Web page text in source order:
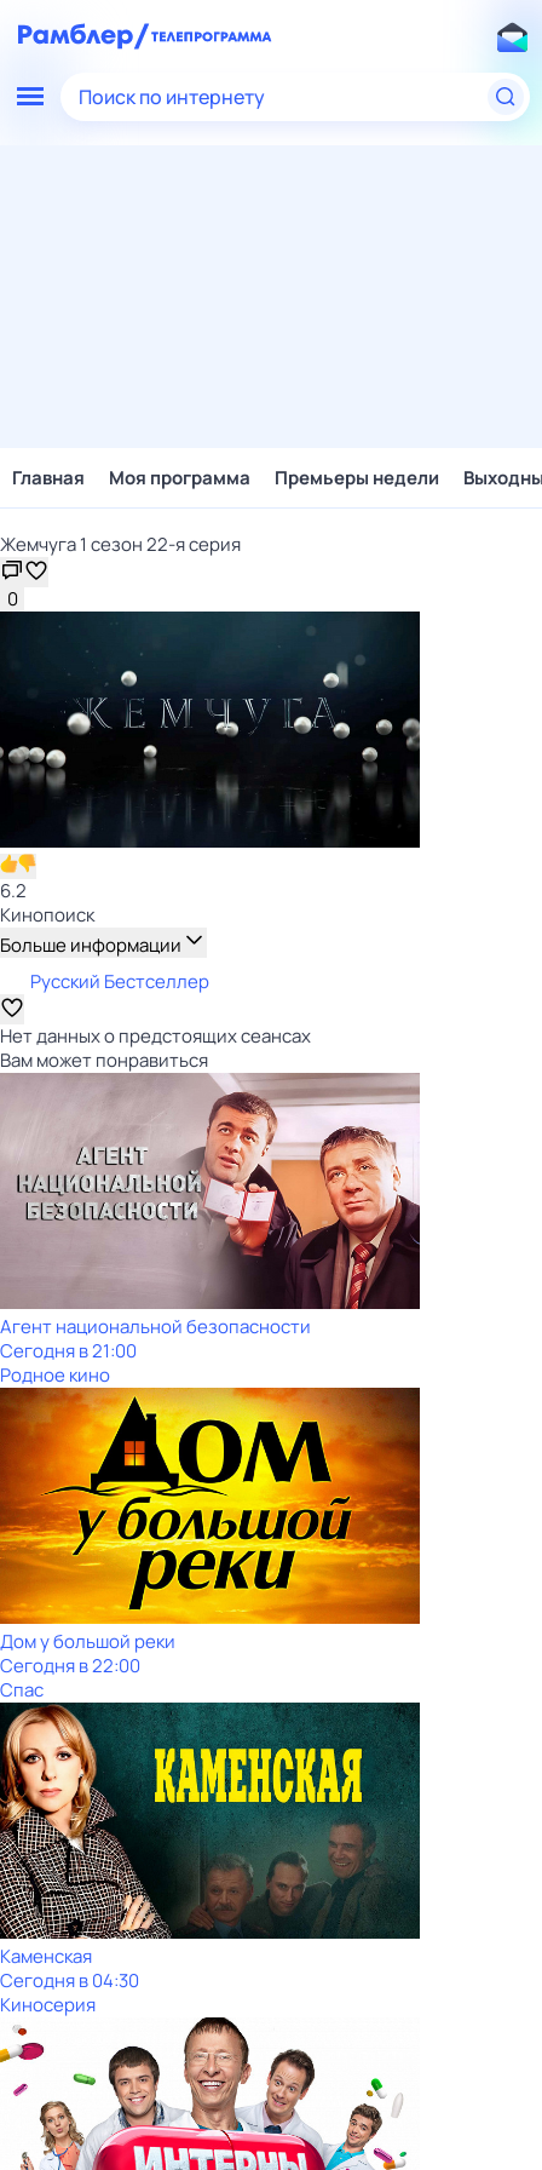
Поиск по интернету
Главная Моя программа Премьеры недели
Жемчуга 1 сезон 22-я серия
0
6.2
Кинопоиск
Больше информации
Русский Бестселлер
Нет данных о предстоящих сеансах
Вам может понравиться
Агент национальной безопасности
Сегодня в 21:00
Родное кино
Дом у большой реки
Сегодня в 22:00
Спас
Каменская
Сегодня в 04:30
Киносерия